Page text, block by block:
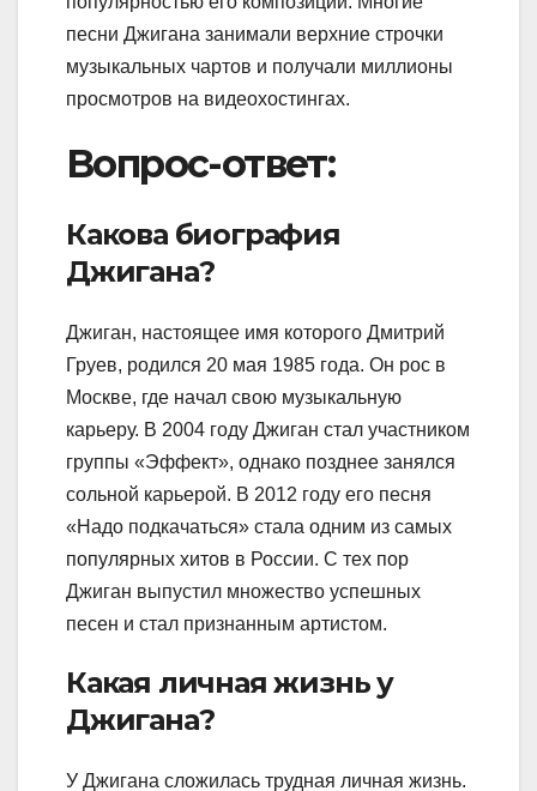
песни Джигана занимали верхние строчки
музыкальных чартов и получали миллионы
просмотров на видеохостингах.
Вопрос-ответ:
Какова биография
Джигана?
Джиган, настоящее имя которого Дмитрий
Груев, родился 20 мая 1985 года. Он рос в
Москве, где начал свою музыкальную
карьеру. В 2004 году Джиган стал участником
группы «Эффект», однако позднее занялся
сольной карьерой. В 2012 году его песня
«Надо подкачаться» стала одним из самых
популярных хитов в России. С тех пор
Джиган выпустил множество успешных
песен и стал признанным артистом.
Какая личная жизнь у
Джигана?
У Джигана сложилась трудная личная жизнь.